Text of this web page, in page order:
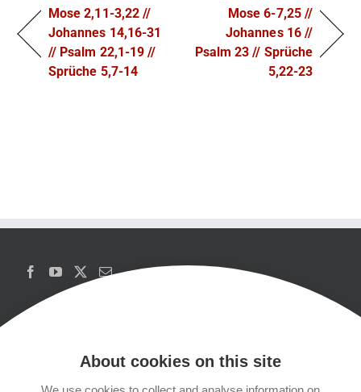
Mose 2,11-3,22 //
Johannes 14,16-31
// Psalm 22,1-19 //
Sprüche 5,7-14
Mose 6-7,25 //
Johannes 16 //
Psalm 23 // Sprüche
5,22-23
About cookies on this site